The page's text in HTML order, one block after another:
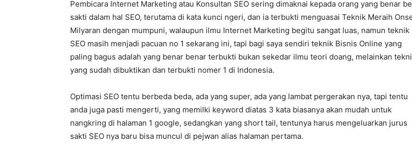
Pembicara Internet Marketing atau Konsultan SEO sering dimaknai kepada orang yang benar
sakti dalam hal SEO, terutama di kata kunci ngeri, dan ia terbukti menguasai Teknik Meraih
Milyaran dengan mumpuni, walaupun ilmu Internet Marketing begitu sangat luas, namun teknik
SEO masih menjadi pacuan no 1 sekarang ini, tapi bagi saya sendiri teknik Bisnis Online yang
paling bagus adalah yang benar benar terbukti bukan sekedar ilmu teori doang, melainkan
yang sudah dibuktikan dan terbukti nomer 1 di Indonesia.
Optimasi SEO tentu berbeda beda, ada yang super, ada yang lambat pergerakan nya, tapi tentu
anda juga pasti mengerti, yang memilki keyword diatas 3 kata biasanya akan mudah untuk
nangkring di halaman 1 google, sedangkan yang short tail, tentunya harus mengeluarkan jurus
sakti SEO nya baru bisa muncul di pejwan alias halaman pertama.